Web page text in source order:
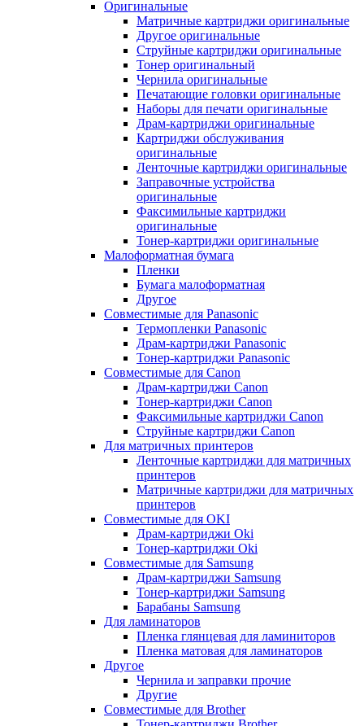
Оригинальные
Матричные картриджи оригинальные
Другое оригинальные
Струйные картриджи оригинальные
Тонер оригинальный
Чернила оригинальные
Печатающие головки оригинальные
Наборы для печати оригинальные
Драм-картриджи оригинальные
Картриджи обслуживания
оригинальные
Ленточные картриджи оригинальные
Заправочные устройства
оригинальные
Факсимильные картриджи
оригинальные
Тонер-картриджи оригинальные
Малоформатная бумага
Пленки
Бумага малоформатная
Другое
Совместимые для Panasonic
Термопленки Panasonic
Драм-картриджи Panasonic
Тонер-картриджи Panasonic
Совместимые для Canon
Драм-картриджи Canon
Тонер-картриджи Canon
Факсимильные картриджи Canon
Струйные картриджи Canon
Для матричных принтеров
Ленточные картриджи для матричных
принтеров
Матричные картриджи для матричных
принтеров
Совместимые для OKI
Драм-картриджи Oki
Тонер-картриджи Oki
Совместимые для Samsung
Драм-картриджи Samsung
Тонер-картриджи Samsung
Барабаны Samsung
Для ламинаторов
Пленка глянцевая для ламиниторов
Пленка матовая для ламинаторов
Другое
Чернила и заправки прочие
Другие
Совместимые для Brother